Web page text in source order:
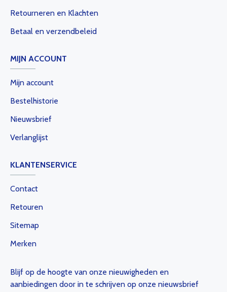
Retourneren en Klachten
Betaal en verzendbeleid
MIJN ACCOUNT
Mijn account
Bestelhistorie
Nieuwsbrief
Verlanglijst
KLANTENSERVICE
Contact
Retouren
Sitemap
Merken
Blijf op de hoogte van onze nieuwigheden en
aanbiedingen door in te schrijven op onze nieuwsbrief